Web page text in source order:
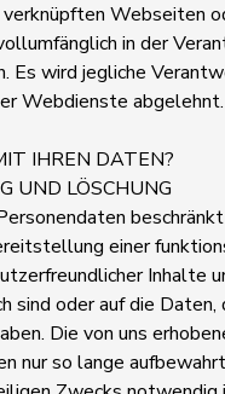
Webseiten
in der
Es wird jegliche
Webdienste abgelehnt.
IHREN DATEN?
UND LÖSCHUNG
einer
Inhalte
sind oder auf die Daten,
Die von uns
nur so lange